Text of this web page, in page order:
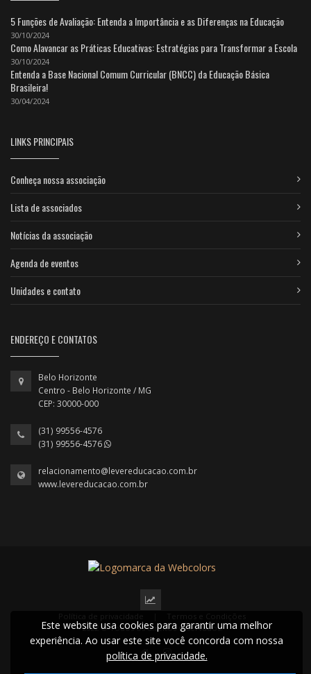
5 Funções de Avaliação: Entenda a Importância e as Diferenças na Educação
30/10/2024
Como Alavancar as Práticas Educativas: Estratégias para Transformar a Escola
30/10/2024
Entenda a Base Nacional Comum Curricular (BNCC) da Educação Básica
Brasileira!
30/04/2024
LINKS PRINCIPAIS
Conheça nossa associação
Lista de associados
Notícias da associação
Agenda de eventos
Unidades e contato
ENDEREÇO E CONTATOS
Belo Horizonte
Centro - Belo Horizonte / MG
CEP: 30000-000
(31) 99556-4576
(31) 99556-4576
relacionamento@levereducacao.com.br
www.levereducacao.com.br
2022 © Todos os direitos reservados.
Este website usa cookies para garantir uma melhor
experiência. Ao usar este site você concorda com nossa
política de privacidade.